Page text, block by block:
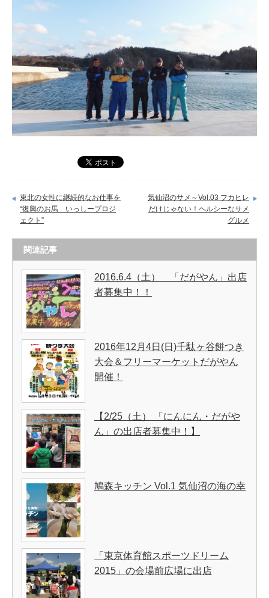
東北の女性に継続的なお仕事を
“復興のお馬 いっしープロジ
ェクト”
気仙沼のサメ～Vol.03 フカヒレ
だけじゃない！ヘルシーなサメ
グルメ
関連記事
2016.6.4（土） 「だがやん」出店
者募集中！！
2016年12月4日(日)千駄ヶ谷餅つき
大会＆フリーマーケットだがやん
開催！
【2/25（土） 「にんにん・だがや
ん」の出店者募集中！】
鳩森キッチン Vol.1 気仙沼の海の幸
「東京体育館スポーツドリーム
2015」の会場前広場に出店